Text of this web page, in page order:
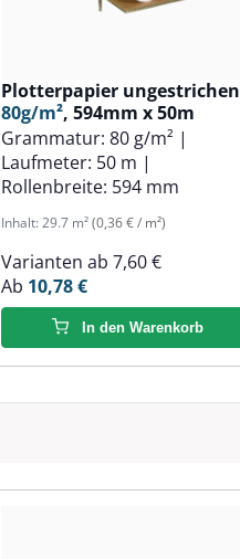
Plotterpapier ungestrichen
80g/m², 594mm x 50m
Grammatur: 80 g/m² |
Laufmeter: 50 m |
Rollenbreite: 594 mm
Inhalt: 29.7 m²(0,36 € / m²)
Varianten ab 7,60 €
Ab 10,78 €
In den Warenkorb